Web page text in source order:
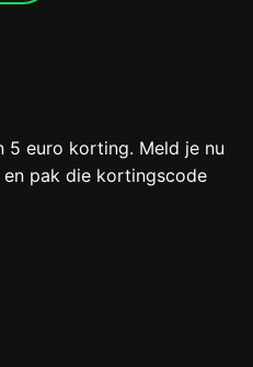
5 euro korting. Meld je nu
pak die kortingscode